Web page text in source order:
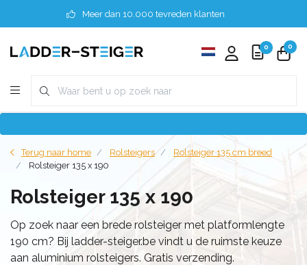
Meer dan 10.000 tevreden klanten
0 0
Terug naar home Rolsteigers
Rolsteiger 135 cm breed
Rolsteiger 135 x 190
Rolsteiger 135 x 190
Op zoek naar een brede rolsteiger met platformlengte
190 cm? Bij ladder-steiger.be vindt u de ruimste keuze
aan aluminium rolsteigers. Gratis verzending.